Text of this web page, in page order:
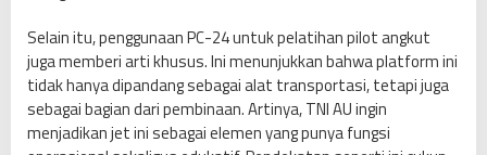
Selain itu, penggunaan PC-24 untuk pelatihan pilot angkut
juga memberi arti khusus. Ini menunjukkan bahwa platform ini
tidak hanya dipandang sebagai alat transportasi, tetapi juga
sebagai bagian dari pembinaan. Artinya, TNI AU ingin
menjadikan jet ini sebagai elemen yang punya fungsi